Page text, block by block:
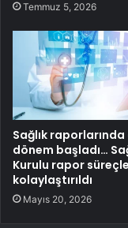
Temmuz 5, 2026
Sağlık
dönem başladı…
Kurulu rapor
kolaylaştırıldı
Mayıs 20, 2026